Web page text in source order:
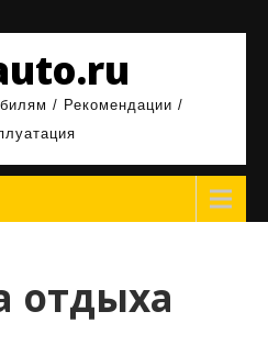
/ Рекомендации /
отдыха